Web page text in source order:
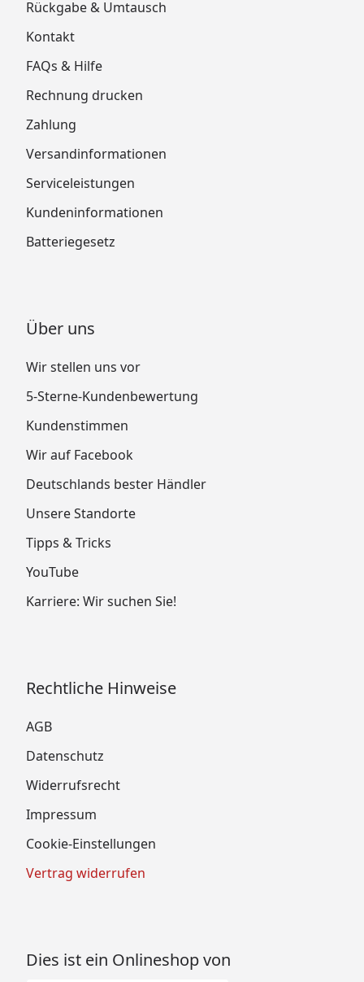
Rückgabe & Umtausch
Kontakt
FAQs & Hilfe
Rechnung drucken
Zahlung
Versandinformationen
Serviceleistungen
Kundeninformationen
Batteriegesetz
Über uns
Wir stellen uns vor
5-Sterne-Kundenbewertung
Kundenstimmen
Wir auf Facebook
Deutschlands bester Händler
Unsere Standorte
Tipps & Tricks
YouTube
Karriere: Wir suchen Sie!
Rechtliche Hinweise
AGB
Datenschutz
Widerrufsrecht
Impressum
Cookie-Einstellungen
Vertrag widerrufen
Dies ist ein Onlineshop von